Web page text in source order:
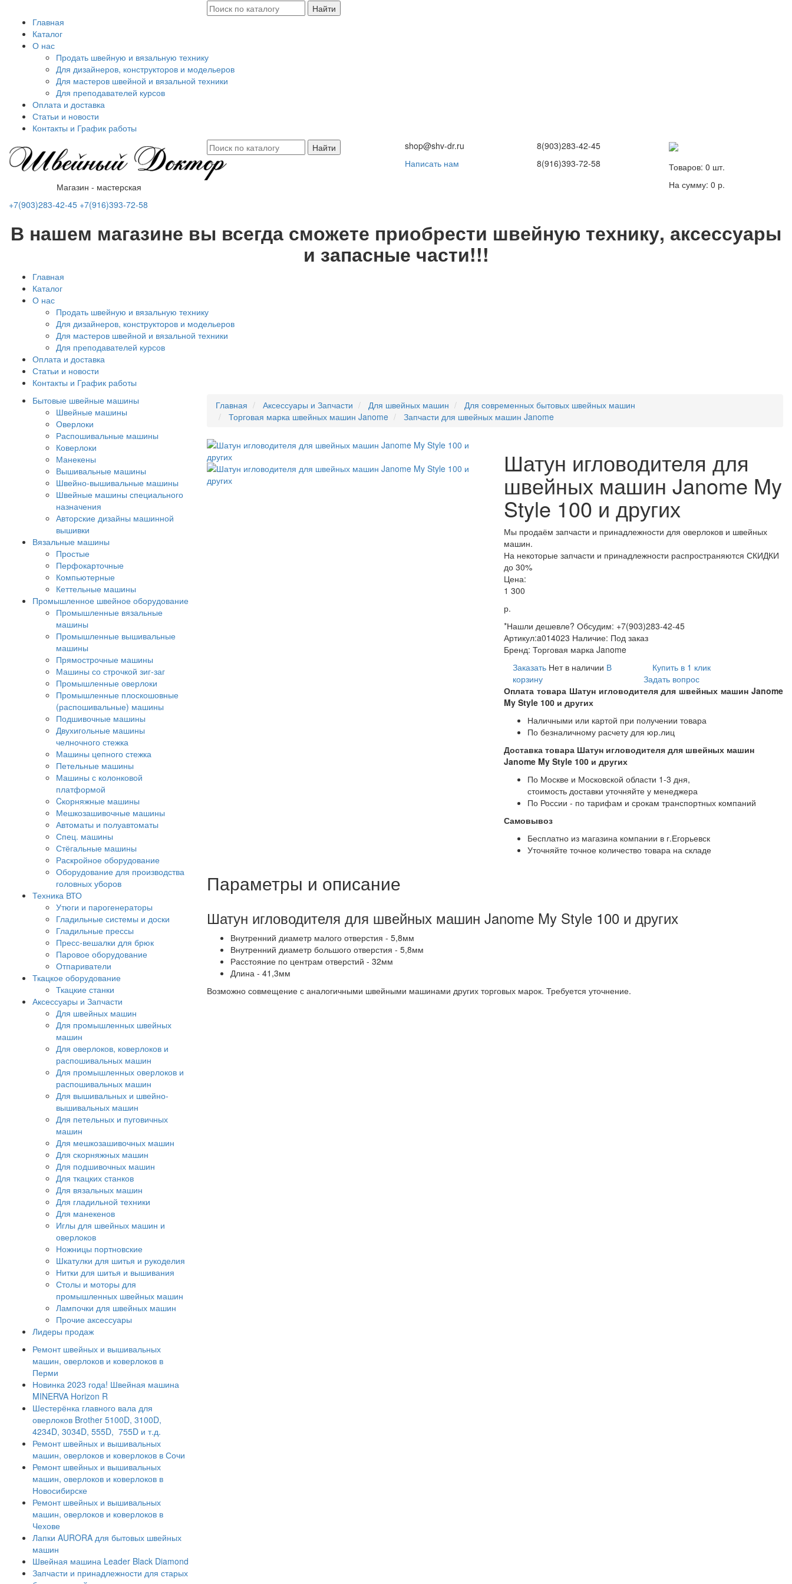
Найти
Главная
Каталог
О нас
Продать швейную и вязальную технику
Для дизайнеров, конструкторов и модельеров
Для мастеров швейной и вязальной техники
Для преподавателей курсов
Оплата и доставка
Статьи и новости
Контакты и График работы
Магазин - мастерская
Найти
shop@shv-dr.ru
Написать нам
8(903)283-42-45
8(916)393-72-58
Товаров: 0 шт.
На сумму: 0 р.
+7(903)283-42-45 +7(916)393-72-58
В нашем магазине вы всегда сможете приобрести швейную технику, аксессуары
и запасные части!!!
Главная
Каталог
О нас
Продать швейную и вязальную технику
Для дизайнеров, конструкторов и модельеров
Для мастеров швейной и вязальной техники
Для преподавателей курсов
Оплата и доставка
Статьи и новости
Контакты и График работы
Бытовые швейные машины
Швейные машины
Оверлоки
Распошивальные машины
Коверлоки
Манекены
Вышивальные машины
Швейно-вышивальные машины
Швейные машины специального
назначения
Авторские дизайны машинной
вышивки
Вязальные машины
Простые
Перфокарточные
Компьютерные
Кеттельные машины
Промышленное швейное оборудование
Промышленные вязальные
машины
Промышленные вышивальные
машины
Прямострочные машины
Машины со строчкой зиг-заг
Промышленные оверлоки
Промышленные плоскошовные
(распошивальные) машины
Подшивочные машины
Двухигольные машины
челночного стежка
Машины цепного стежка
Петельные машины
Машины с колонковой
платформой
Cкорняжные машины
Мешкозашивочные машины
Автоматы и полуавтоматы
Спец. машины
Стёгальные машины
Раскройное оборудование
Оборудование для производства
головных уборов
Техника ВТО
Утюги и парогенераторы
Гладильные системы и доски
Гладильные прессы
Пресс-вешалки для брюк
Паровое оборудование
Отпариватели
Ткацкое оборудование
Ткацкие станки
Аксессуары и Запчасти
Для швейных машин
Для промышленных швейных
машин
Для оверлоков, коверлоков и
распошивальных машин
Для промышленных оверлоков и
распошивальных машин
Для вышивальных и швейно-
вышивальных машин
Для петельных и пуговичных
машин
Для мешкозашивочных машин
Для скорняжных машин
Для подшивочных машин
Для ткацких станков
Для вязальных машин
Для гладильной техники
Для манекенов
Иглы для швейных машин и
оверлоков
Ножницы портновские
Шкатулки для шитья и рукоделия
Нитки для шитья и вышивания
Столы и моторы для
промышленных швейных машин
Лампочки для швейных машин
Прочие аксессуары
Лидеры продаж
Ремонт швейных и вышивальных
машин, оверлоков и коверлоков в
Перми
Новинка 2023 года! Швейная машина
MINERVA Horizon R
Шестерёнка главного вала для
оверлоков Brother 5100D, 3100D,
4234D, 3034D, 555D, 755D и т.д.
Ремонт швейных и вышивальных
машин, оверлоков и коверлоков в Сочи
Ремонт швейных и вышивальных
машин, оверлоков и коверлоков в
Новосибирске
Ремонт швейных и вышивальных
машин, оверлоков и коверлоков в
Чехове
Лапки AURORA для бытовых швейных
машин
Швейная машина Leader Black Diamond
Запчасти и принадлежности для старых
Главная Аксессуары и Запчасти Для швейных машин
Для современных бытовых швейных машин
Торговая марка швейных машин Janome
Запчасти для швейных машин Janome
Шатун игловодителя для
швейных машин Janome My
Style 100 и других
Мы продаём запчасти и принадлежности для оверлоков и швейных
машин.
На некоторые запчасти и принадлежности распространяются СКИДКИ
до 30%
Цена:
1 300
р.
*Нашли дешевле? Обсудим: +7(903)283-42-45
Артикул:a014023 Наличие: Под заказ
Бренд: Торговая марка Janome
Заказать Нет в наличии В
корзину
Купить в 1 клик
Задать вопрос
Оплата товара Шатун игловодителя для швейных машин Janome
My Style 100 и других
Наличными или картой при получении товара
По безналичному расчету для юр.лиц
Доставка товара Шатун игловодителя для швейных машин
Janome My Style 100 и других
По Москве и Московской области 1-3 дня,
стоимость доставки уточняйте у менеджера
По России - по тарифам и срокам транспортных компаний
Самовывоз
Бесплатно из магазина компании в г.Егорьевск
Уточняйте точное количество товара на складе
Параметры и описание
Шатун игловодителя для швейных машин Janome My Style 100 и других
Внутренний диаметр малого отверстия - 5,8мм
Внутренний диаметр большого отверстия - 5,8мм
Расстояние по центрам отверстий - 32мм
Длина - 41,3мм
Возможно совмещение с аналогичными швейными машинами других торговых марок. Требуется уточнение.